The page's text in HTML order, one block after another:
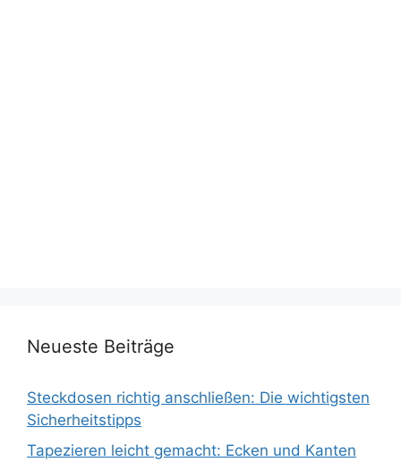
Neueste Beiträge
Steckdosen richtig anschließen: Die wichtigsten
Sicherheitstipps
Tapezieren leicht gemacht: Ecken und Kanten